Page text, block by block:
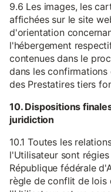
9.6 Les images, les
affichées sur le site
d'orientation
l'hébergement
contenues dans le
dans les
des Prestatires tiers
10. Dispositions
juridiction
10.1 Toutes les
l'Utilisateur sont
République fédérale
règle de conflit de lois